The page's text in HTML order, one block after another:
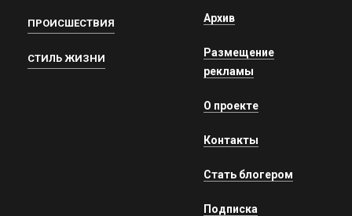
ПРОИСШЕСТВИЯ
СТИЛЬ ЖИЗНИ
Архив
Размещение
рекламы
О проекте
Контакты
Стать блогером
Подписка